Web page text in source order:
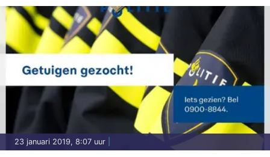
23 januari 2019, 8:07 uur